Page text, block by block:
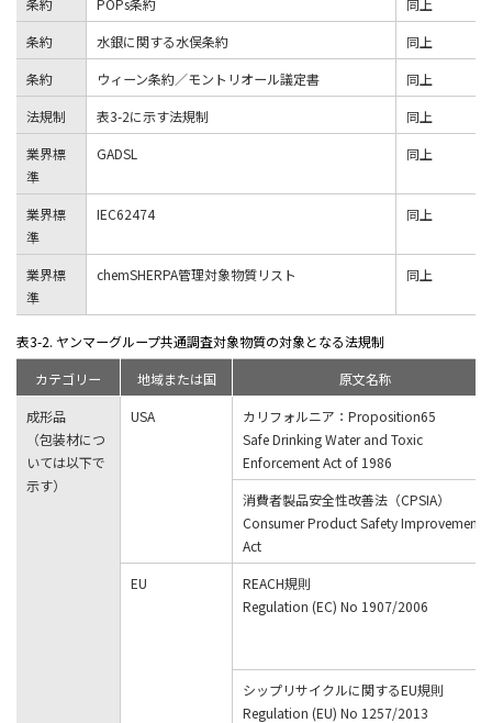
条約
水銀に関する水俣条約
同上
条約
ウィーン条約／モントリオール議定書
同上
法規制
表3-2に示す法規制
同上
業界標
準
GADSL 同上
業界標
準
IEC62474 同上
業界標
準
chemSHERPA管理対象物質リスト 同上
表3-2. ヤンマーグループ共通調査対象物質の対象となる法規制
カテゴリー
地域または国
原文名称
成形品
（包装材につ
いては以下で
示す）
USA
カリフォルニア：Proposition65
Safe Drinking Water and Toxic
Enforcement Act of 1986
消費者製品安全性改善法（CPSIA）
Consumer Product Safety Improvement
Act
EU
REACH規則
Regulation (EC) No 1907/2006
シップリサイクルに関するEU規則
Regulation (EU) No 1257/2013